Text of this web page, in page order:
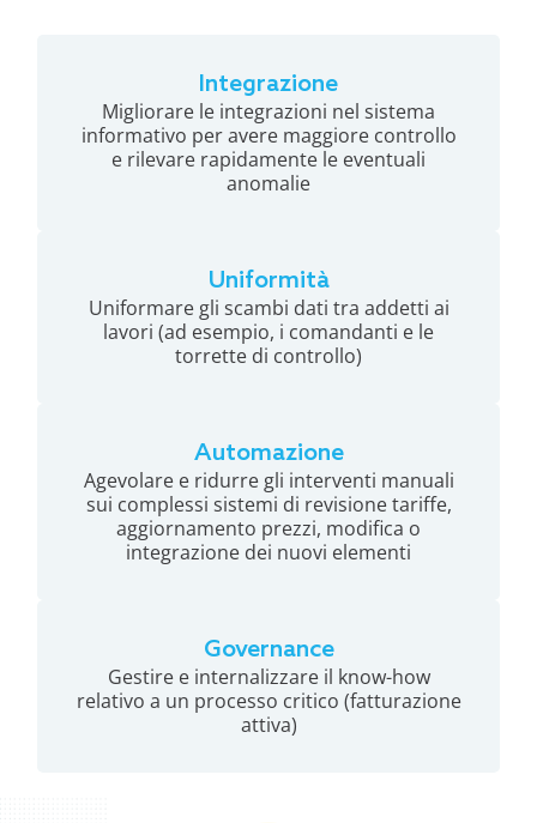
Integrazione
Migliorare le integrazioni nel sistema
informativo per avere maggiore controllo
e rilevare rapidamente le eventuali
anomalie
Uniformità
Uniformare gli scambi dati tra addetti ai
lavori (ad esempio, i comandanti e le
torrette di controllo)
Automazione
Agevolare e ridurre gli interventi manuali
sui complessi sistemi di revisione tariffe,
aggiornamento prezzi, modifica o
integrazione dei nuovi elementi
Governance
Gestire e internalizzare il know-how
relativo a un processo critico (fatturazione
attiva)